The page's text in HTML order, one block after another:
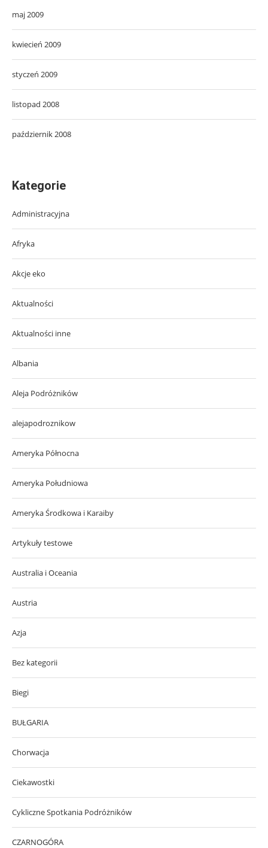
maj 2009
kwiecień 2009
styczeń 2009
listopad 2008
październik 2008
Kategorie
Administracyjna
Afryka
Akcje eko
Aktualności
Aktualności inne
Albania
Aleja Podróżników
alejapodroznikow
Ameryka Północna
Ameryka Południowa
Ameryka Środkowa i Karaiby
Artykuły testowe
Australia i Oceania
Austria
Azja
Bez kategorii
Biegi
BUŁGARIA
Chorwacja
Ciekawostki
Cykliczne Spotkania Podróżników
CZARNOGÓRA